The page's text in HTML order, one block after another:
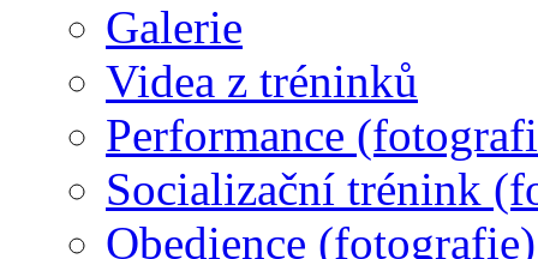
Galerie
Videa z tréninků
Performance
Socializační trénink
Obedience (fotografie)